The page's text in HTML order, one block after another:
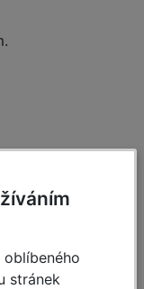
oblíbeného
stránek